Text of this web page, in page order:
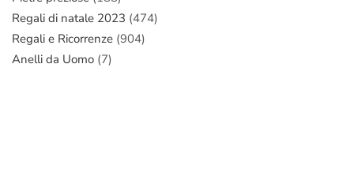
Regali di natale 2023 (474)
Regali e Ricorrenze (904)
Anelli da Uomo (7)